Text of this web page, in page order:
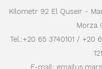
Kilometr 92 El Quseir -
Morza
Tel.:+20 65 3740101 / +20
E-mail: